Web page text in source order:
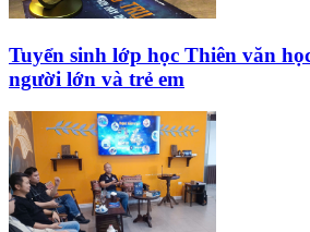
Tuyển sinh lớp học Thiên văn
người lớn và trẻ em